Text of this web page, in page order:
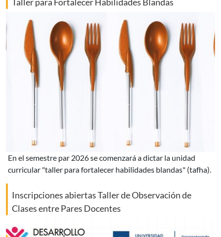
en el semestre par 2026 se comenzará a dictar la unidad
curricular "taller para fortalecer habilidades blandas" (tafha).
Inscripciones abiertas Taller de Observación de
Clases entre Pares Docentes